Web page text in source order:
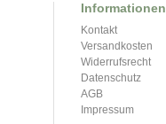
Informationen
Kontakt
Versandkosten
Widerrufsrecht
Datenschutz
AGB
Impressum